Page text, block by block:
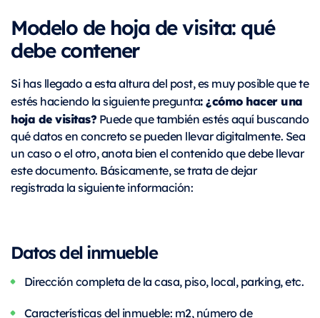
Modelo de hoja de visita: qué
debe contener
Si has llegado a esta altura del post, es muy posible que te
estés haciendo la siguiente pregunta: ¿cómo hacer una
hoja de visitas? Puede que también estés aquí buscando
qué datos en concreto se pueden llevar digitalmente. Sea
un caso o el otro, anota bien el contenido que debe llevar
este documento. Básicamente, se trata de dejar
registrada la siguiente información:
Datos del inmueble
Dirección completa de la casa, piso, local, parking, etc.
Características del inmueble: m2, número de